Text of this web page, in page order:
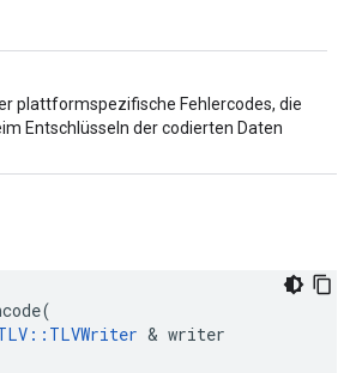
plattformspezifische Fehlercodes, die
Entschlüsseln der codierten Daten
(
:: TLVWriter & writer